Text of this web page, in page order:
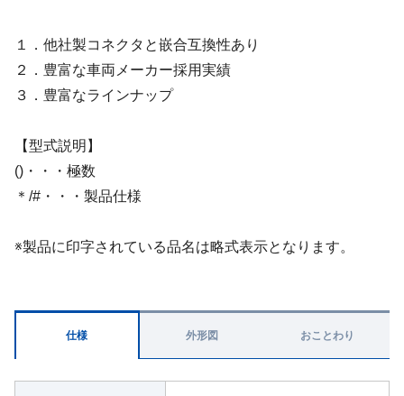
１．他社製コネクタと嵌合互換性あり
２．豊富な車両メーカー採用実績
３．豊富なラインナップ
【型式説明】
()・・・極数
＊/#・・・製品仕様
※製品に印字されている品名は略式表示となります。
仕様 外形図 おことわり